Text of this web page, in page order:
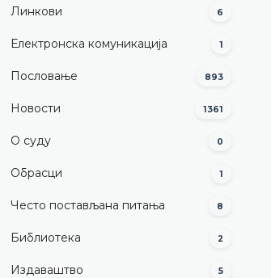
Оцјена уставности
паралелних односа ентитета
(Члан VI/3 тачка а) Устава)
ДЕТАЉНИЈЕ
Линкови 6
Електронска комуникација 1
Пословање 893
Новости 1361
О суду 0
Обрасци 1
Често постављана питања 8
Библиотека 2
Издаваштво 5